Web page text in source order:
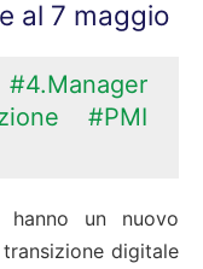
al 7 maggio
#4.Manager
#PMI
hanno un nuovo
digitale